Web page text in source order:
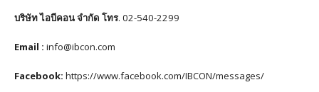
บริษัท ไอบีคอน จำกัด โทร. 02-540-2299
Email : info@ibcon.com
Facebook: https://www.facebook.com/IBCON/messages/